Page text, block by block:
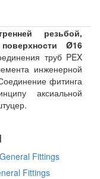
резьбой,
Ø16
труб PEX
инженерной
фитинга
аксиальной
Fittings